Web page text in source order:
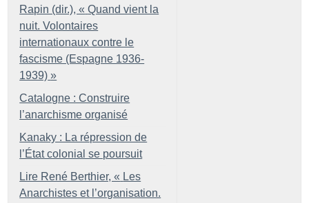
Rapin (dir.), « Quand vient la
nuit. Volontaires
internationaux contre le
fascisme (Espagne 1936-
1939) »
Catalogne : Construire
l’anarchisme organisé
Kanaky : La répression de
l’État colonial se poursuit
Lire René Berthier, « Les
Anarchistes et l’organisation.